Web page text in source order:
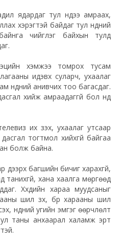
ядардаг тул нүдээ амраах,
хэрэгтэй байдаг тул нүдний
чийглэг байхын тулд
хэмжээ томрох тусам
идэвх суларч, ухаалаг
нүдний анивчих тоо багасдаг.
хийж амраадаггүй бол нүд
их үзэх, ухаалаг утсаар
тогтмол хийхгүй байгаа
болж байна.
дээрх багшийн бичиг харахгүй,
хана хаалга мөргөөд
Хүүхдийн хараа муудсаныг
шил зүүх, бүр харааны шил
нүдний угийн эмгэг өөрчлөлт
тул таны анхаарал халамж эрт